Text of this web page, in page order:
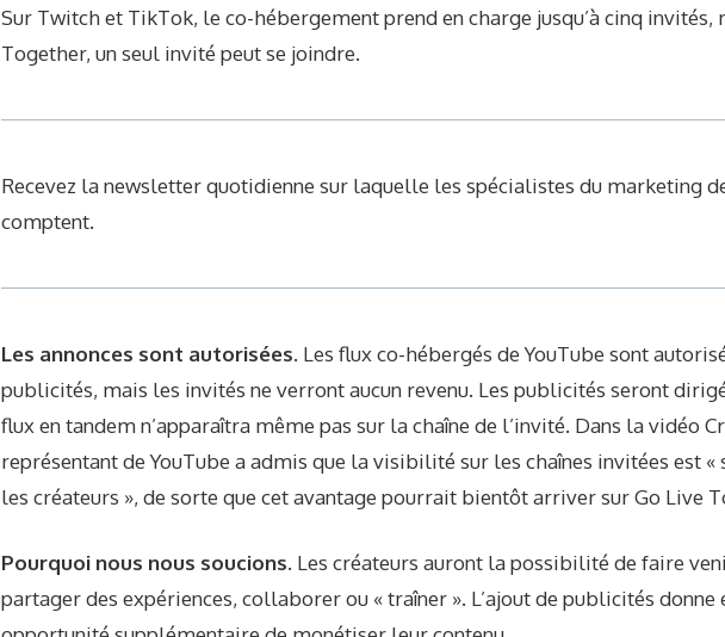
Sur Twitch et TikTok, le co-hébergement prend en charge jusqu’à cinq invités,
Together, un seul invité peut se joindre.
Recevez la newsletter quotidienne sur laquelle les spécialistes du marketing
comptent.
Les annonces sont autorisées. Les flux co-hébergés de YouTube sont
publicités, mais les invités ne verront aucun revenu. Les publicités seront
flux en tandem n’apparaîtra même pas sur la chaîne de l’invité. Dans la vidéo
représentant de YouTube a admis que la visibilité sur les chaînes invitées est
les créateurs », de sorte que cet avantage pourrait bientôt arriver sur Go Live
Pourquoi nous nous soucions. Les créateurs auront la possibilité de faire
partager des expériences, collaborer ou « traîner ». L’ajout de publicités donne